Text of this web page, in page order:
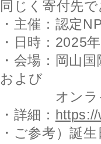
同じく寄付先
・主催：認定
・日時：2025
・会場：岡山
および
オンライン
・詳細：
・ご参考）誕